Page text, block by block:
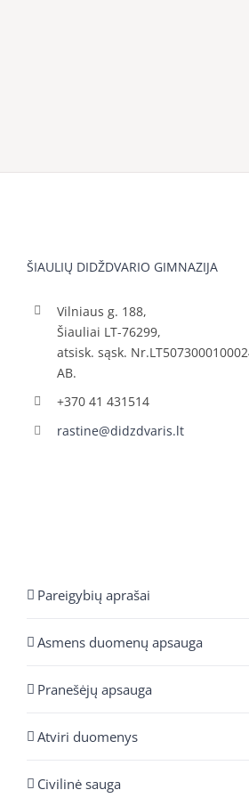
ŠIAULIŲ DIDŽDVARIO GIMNAZIJA
Vilniaus g. 188,
Šiauliai LT-76299,
atsisk. sąsk.
AB.
+370 41 431514
rastine@didzdvaris.lt
Pareigybių aprašai
Asmens duomenų apsauga
Pranešėjų apsauga
Atviri duomenys
Civilinė sauga